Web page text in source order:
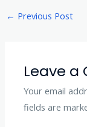
← Previous Post
Leave a
Your email
fields are